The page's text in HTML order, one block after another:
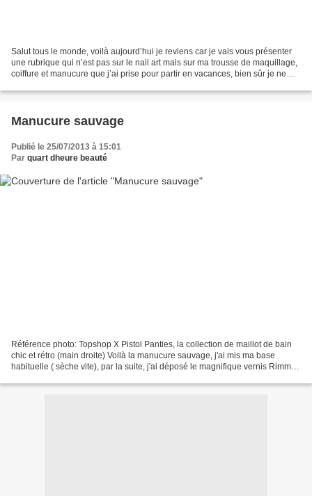
Salut tous le monde, voilà aujourd’hui je reviens car je vais vous présenter
une rubrique qui n’est pas sur le nail art mais sur ma trousse de maquillage,
coiffure et manucure que j’ai prise pour partir en vacances, bien sûr je ne
Manucure sauvage
Publié le 25/07/2013 à 15:01
Par quart dheure beauté
Référence photo: Topshop X Pistol Panties, la collection de maillot de bain
chic et rétro (main droite) Voilà la manucure sauvage, j'ai mis ma base
habituelle ( sèche vite), par la suite, j'ai déposé le magnifique vernis Rimmel